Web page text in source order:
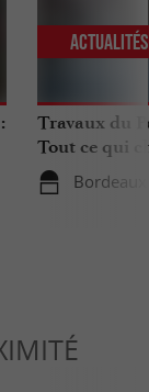
Travaux du
Tout ce qui
Bordeaux
Actualités